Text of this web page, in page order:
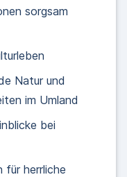
sorgsam
Natur und
im Umland
bei
für herrliche